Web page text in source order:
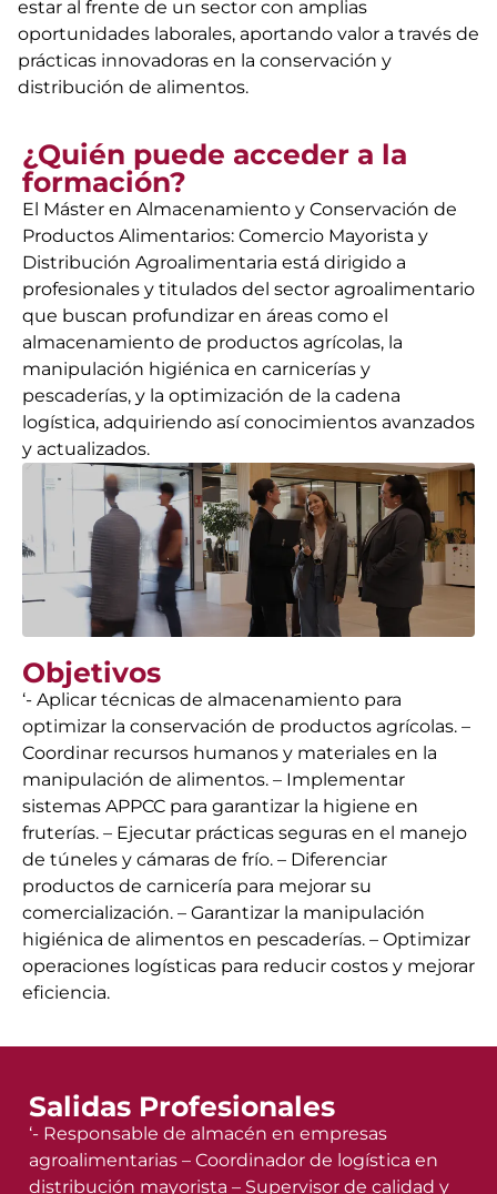
estar al frente de un sector con amplias
oportunidades laborales, aportando valor a través de
prácticas innovadoras en la conservación y
distribución de alimentos.
¿Quién puede acceder a la
formación?
El Máster en Almacenamiento y Conservación de
Productos Alimentarios: Comercio Mayorista y
Distribución Agroalimentaria está dirigido a
profesionales y titulados del sector agroalimentario
que buscan profundizar en áreas como el
almacenamiento de productos agrícolas, la
manipulación higiénica en carnicerías y
pescaderías, y la optimización de la cadena
logística, adquiriendo así conocimientos avanzados
y actualizados.
Objetivos
‘- Aplicar técnicas de almacenamiento para
optimizar la conservación de productos agrícolas. –
Coordinar recursos humanos y materiales en la
manipulación de alimentos. – Implementar
sistemas APPCC para garantizar la higiene en
fruterías. – Ejecutar prácticas seguras en el manejo
de túneles y cámaras de frío. – Diferenciar
productos de carnicería para mejorar su
comercialización. – Garantizar la manipulación
higiénica de alimentos en pescaderías. – Optimizar
operaciones logísticas para reducir costos y mejorar
eficiencia.
Salidas Profesionales
‘- Responsable de almacén en empresas
agroalimentarias – Coordinador de logística en
distribución mayorista – Supervisor de calidad y